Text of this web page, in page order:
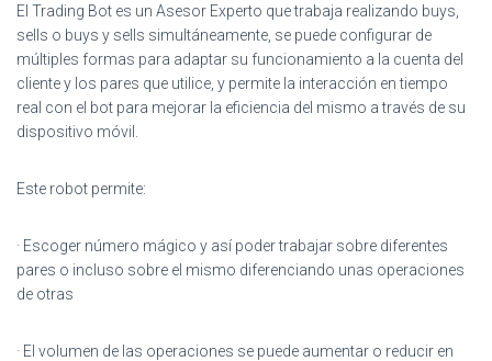
El Trading Bot es un Asesor Experto que trabaja realizando buys,
sells o buys y sells simultáneamente, se puede configurar de
múltiples formas para adaptar su funcionamiento a la cuenta del
cliente y los pares que utilice, y permite la interacción en tiempo
real con el bot para mejorar la eficiencia del mismo a través de su
dispositivo móvil.
Este robot permite:
· Escoger número mágico y así poder trabajar sobre diferentes
pares o incluso sobre el mismo diferenciando unas operaciones
de otras
· El volumen de las operaciones se puede aumentar o reducir en